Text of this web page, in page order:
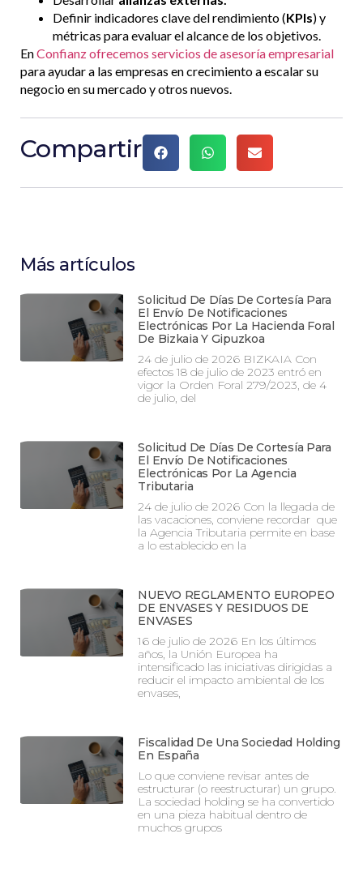
Definir indicadores clave del rendimiento (KPIs) y
métricas para evaluar el alcance de los objetivos.
EnConfianz ofrecemos servicios de asesoría empresarial
para ayudar a las empresas en crecimiento a escalar su
negocio en su mercado y otros nuevos.
Compartir
Más artículos
Solicitud De Días De Cortesía Para
El Envío De Notificaciones
Electrónicas Por La Hacienda Foral
De Bizkaia Y Gipuzkoa
24 de julio de 2026 BIZKAIA Con
efectos 18 de julio de 2023 entró en
vigor la Orden Foral 279/2023, de 4
de julio, del
Solicitud De Días De Cortesía Para
El Envío De Notificaciones
Electrónicas Por La Agencia
Tributaria
24 de julio de 2026 Con la llegada de
las vacaciones, conviene recordar que
la Agencia Tributaria permite en base
a lo establecido en la
NUEVO REGLAMENTO EUROPEO
DE ENVASES Y RESIDUOS DE
ENVASES
16 de julio de 2026 En los últimos
años, la Unión Europea ha
intensificado las iniciativas dirigidas a
reducir el impacto ambiental de los
envases,
Fiscalidad De Una Sociedad Holding
En España
Lo que conviene revisar antes de
estructurar (o reestructurar) un grupo.
La sociedad holding se ha convertido
en una pieza habitual dentro de
muchos grupos